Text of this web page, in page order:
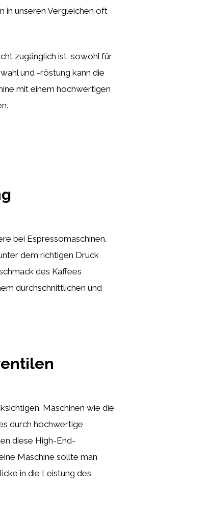
in unseren Vergleichen oft
zugänglich ist, sowohl für
und -röstung kann die
mit einem hochwertigen
bei Espressomaschinen.
dem richtigen Druck
des Kaffees
durchschnittlichen und
Maschinen wie die
durch hochwertige
diese High-End-
Maschine sollte man
in die Leistung des